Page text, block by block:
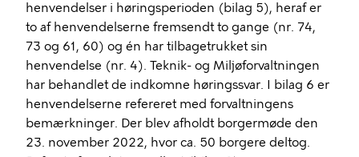
henvendelser i høringsperioden (bilag 5), heraf er
to af henvendelserne fremsendt to gange (nr. 74,
73 og 61, 60) og én har tilbagetrukket sin
henvendelse (nr. 4). Teknik- og Miljøforvaltningen
har behandlet de indkomne høringssvar. I bilag 6 er
henvendelserne refereret med forvaltningens
bemærkninger. Der blev afholdt borgermøde den
23. november 2022, hvor ca. 50 borgere deltog.